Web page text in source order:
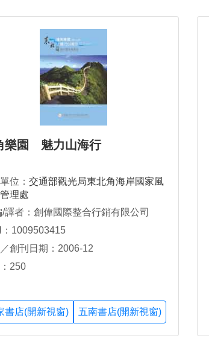
樂園 魅力山海行
位： 交通部觀光局東北角海岸國家風
理處
/譯者：創偉國際整合行銷有限公司
1009503415
創刊日期：2006-12
250
書店(開新視窗) 五南書店(開新視窗)